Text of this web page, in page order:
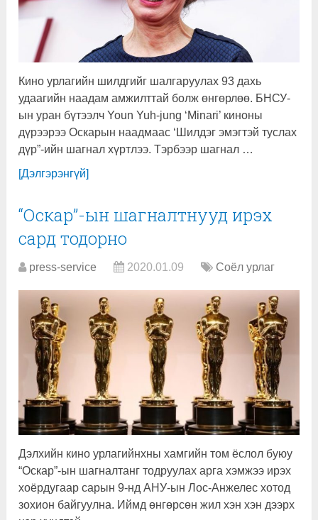
Кино урлагийн шилдгийг шалгаруулах 93 дахь
удаагийн наадам амжилттай болж өнгөрлөө. БНСУ-
ын уран бүтээлч Youn Yuh-jung ‘Minari’ киноны
дүрээрээ Оскарын наадмаас ‘Шилдэг эмэгтэй туслах
дүр”-ийн шагнал хүртлээ. Тэрбээр шагнал …
[Дэлгэрэнгүй]
“Оскар”-ын шагналтнууд ирэх
сард тодорно
press-service 2020.01.09 Соёл урлаг
Дэлхийн кино урлагийнхны хамгийн том ёслол буюу
“Оскар”-ын шагналтанг тодруулах арга хэмжээ ирэх
хоёрдугаар сарын 9-нд АНУ-ын Лос-Анжелес хотод
зохион байгуулна. Иймд өнгөрсөн жил хэн хэн дээрх